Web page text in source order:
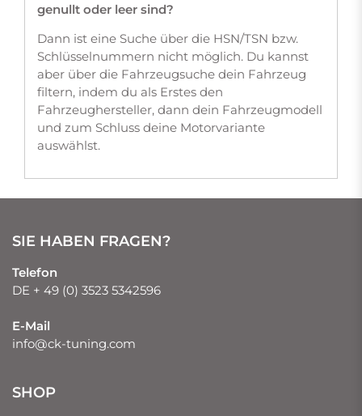
genullt oder leer sind?
Dann ist eine Suche über die HSN/TSN bzw.
Schlüsselnummern nicht möglich. Du kannst
aber über die Fahrzeugsuche dein Fahrzeug
filtern, indem du als Erstes den
Fahrzeughersteller, dann dein Fahrzeugmodell
und zum Schluss deine Motorvariante
auswählst.
SIE HABEN FRAGEN?
Telefon
DE + 49 (0) 3523 5342596
E-Mail
info@ck-tuning.com
SHOP